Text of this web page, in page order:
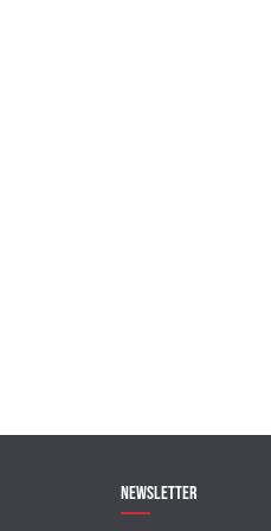
Newsletter